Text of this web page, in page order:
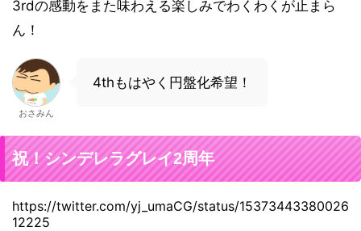
3rdの感動をまた味わえる楽しみでわくわくが止まら
ん！
おさみん
4thもはやく円盤化希望！
祝！シンデレラグレイ2周年
https://twitter.com/yj_umaCG/status/15373443380026
12225